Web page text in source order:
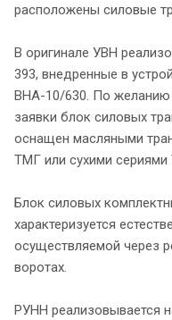
расположены силовые
В оригинале УВН
393, внедренные в
ВНА-10/630. По желанию
заявки блок силовых
оснащен масляными
ТМГ или сухими
Блок силовых
характеризуется
осуществляемой через
воротах.
РУНН реализовывается